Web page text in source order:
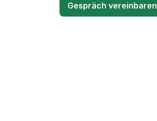
Gespräch vereinbaren